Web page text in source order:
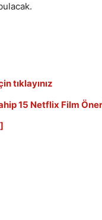
tıklayınız
15 Netflix Film